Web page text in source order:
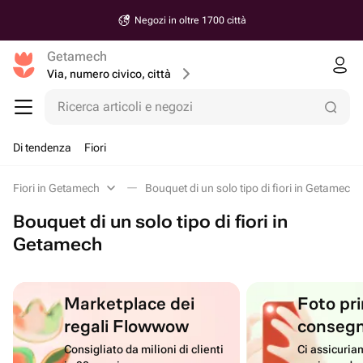
Negozi in oltre 1700 città
Getamech
Via, numero civico, città
Ricerca articoli e negozi
Di tendenza Fiori
Fiori in Getamech Bouquet di un solo tipo di fiori in Getamech
Bouquet di un solo tipo di fiori in
Getamech
Marketplace dei
regali Flowwow
Consigliato da milioni di clienti
Foto
Ci